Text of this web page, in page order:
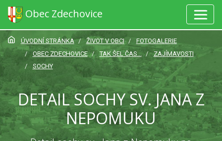
Obec Zdechovice
ÚVODNÍ STRÁNKA ŽIVOT V OBCI
FOTOGALERIE
OBEC ZDECHOVICE
TAK ŠEL ČAS...
ZAJÍMAVOSTI
SOCHY
DETAIL SOCHY SV. JANA Z
NEPOMUKU